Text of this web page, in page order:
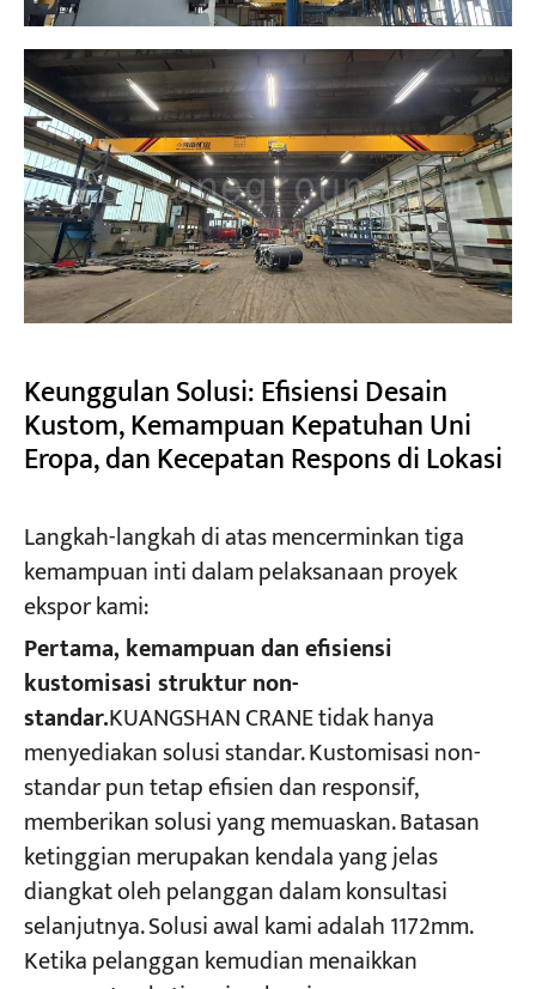
Keunggulan Solusi: Efisiensi Desain
Kustom, Kemampuan Kepatuhan Uni
Eropa, dan Kecepatan Respons di Lokasi
Langkah-langkah di atas mencerminkan tiga
kemampuan inti dalam pelaksanaan proyek
ekspor kami:
Pertama, kemampuan dan efisiensi
kustomisasi struktur non-
standar.KUANGSHAN CRANE tidak hanya
menyediakan solusi standar. Kustomisasi non-
standar pun tetap efisien dan responsif,
memberikan solusi yang memuaskan. Batasan
ketinggian merupakan kendala yang jelas
diangkat oleh pelanggan dalam konsultasi
selanjutnya. Solusi awal kami adalah 1172mm.
Ketika pelanggan kemudian menaikkan